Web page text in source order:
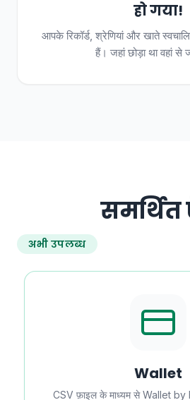
हो गया!
आपके रिकॉर्ड, श्रेणियां और खाते
हैं। जहां छोड़ा था वहां से
समर्थित
अभी उपलब्ध
Wallet
CSV फ़ाइल के माध्यम से Wallet